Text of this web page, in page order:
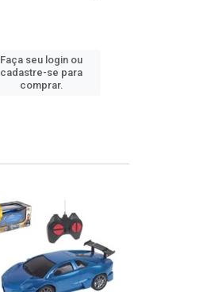
Faça seu login ou
cadastre-se para
comprar.